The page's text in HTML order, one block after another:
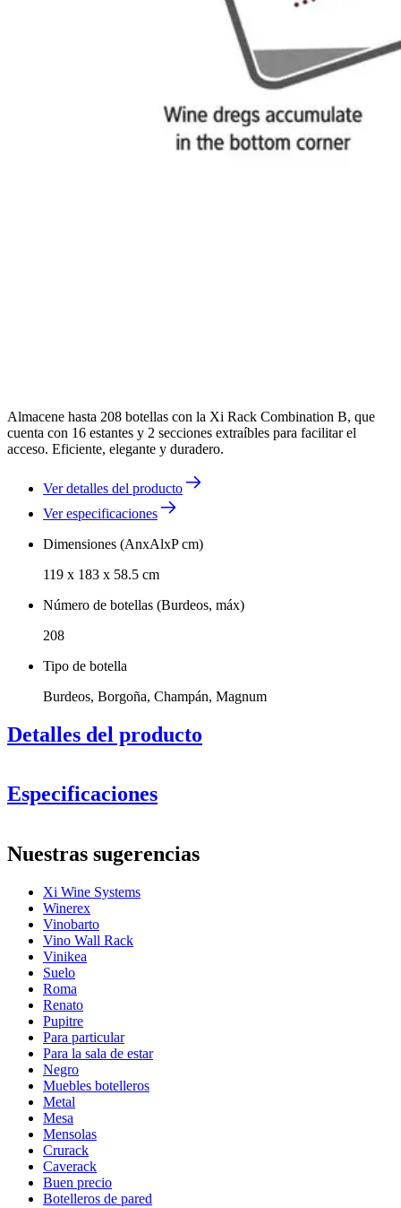
Almacene hasta 208 botellas con la Xi Rack Combination B, que
cuenta con 16 estantes y 2 secciones extraíbles para facilitar el
acceso. Eficiente, elegante y duradero.
Ver detalles del producto
Ver especificaciones
Dimensiones (AnxAlxP cm)
119 x 183 x 58.5 cm
Número de botellas (Burdeos, máx)
208
Tipo de botella
Burdeos, Borgoña, Champán, Magnum
Detalles del producto
Xi Counter Counter Extension
Especificaciones
Número de productoXi-kombi-B
General
Colocación
AcabadoMetal
Modular
Botellas
Número de botellas (Burdeos, máx)
Tipo de botella
Dimensiones (AnxAlxP cm)
Altura (cm)183
Ancho (cm)
Profundidad (cm)
Peso (kg)
Nuestras sugerencias
Xi Wine Systems
Winerex
Vinobarto
Vino Wall Rack
Vinikea
Suelo
Roma
Renato
Pupitre
Para particular
Para la sala de estar
Negro
Muebles botelleros
Metal
Mesa
Mensolas
Crurack
Caverack
Buen precio
Botelleros de pared